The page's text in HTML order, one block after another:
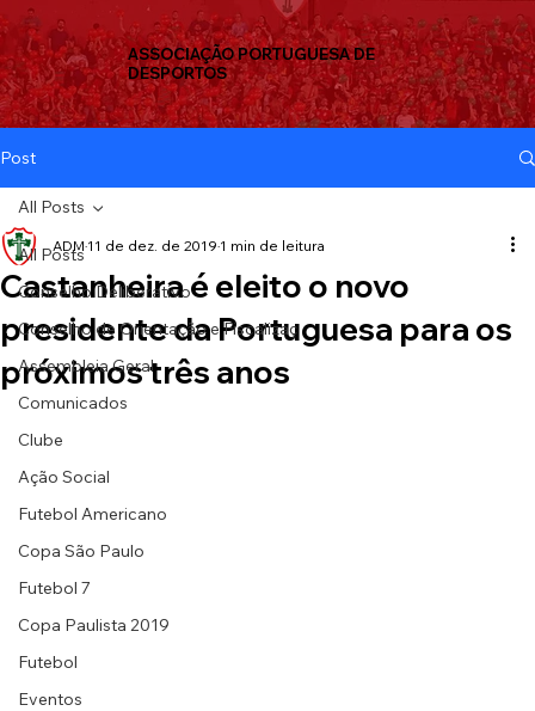
ASSOCIAÇÃO PORTUGUESA DE
DESPORTOS
Post
All Posts
Conselho Deliberativo
Conselho de Orientação e Fiscalizaç
Assembleia Geral
Comunicados
Clube
Ação Social
Futebol Americano
Copa São Paulo
Futebol 7
Copa Paulista 2019
Futebol
Eventos
All Posts
Castanheira é eleito o novo
presidente da Portuguesa para os
próximos três anos
ADM 11 de dez. de 2019 1 min de leitura